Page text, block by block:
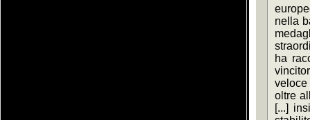
nella
ha
veloce
oltre
[...]